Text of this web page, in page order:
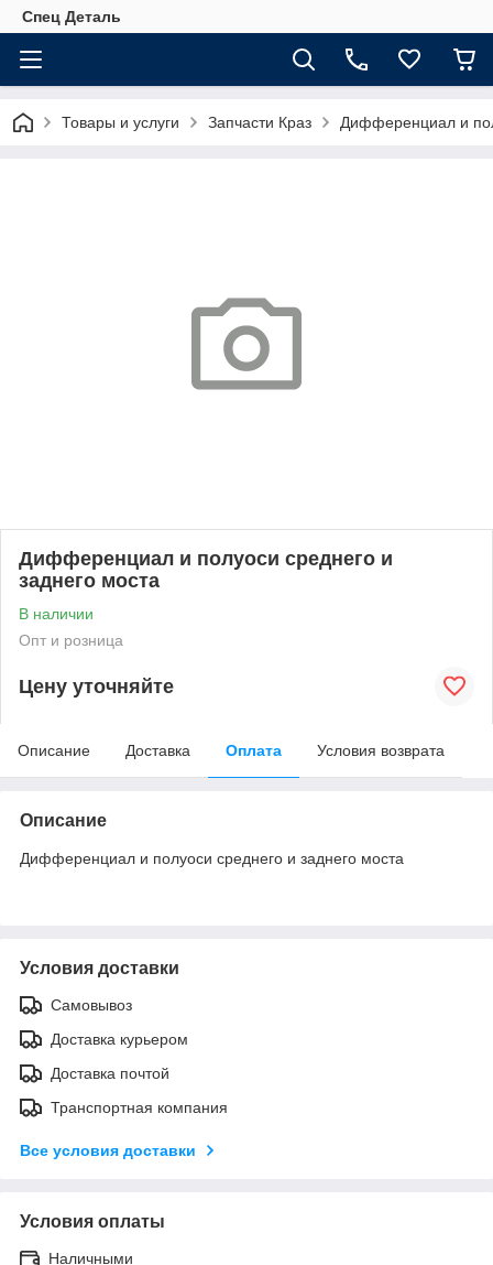
Спец Деталь
Товары и услуги Запчасти Краз Дифференциал и
Дифференциал и полуоси среднего и
заднего моста
В наличии
Опт и розница
Цену уточняйте
Описание Доставка Оплата Условия возврата
Описание
Дифференциал и полуоси среднего и заднего моста
Условия доставки
Самовывоз
Доставка курьером
Доставка почтой
Транспортная компания
Все условия доставки
Условия оплаты
Наличными